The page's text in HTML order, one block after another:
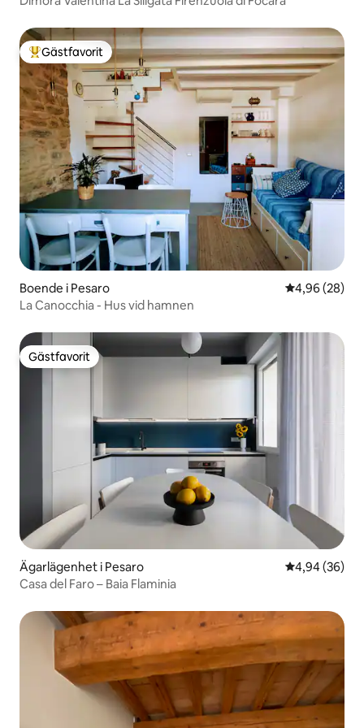
Populär gästfavorit
Gästfavorit
Boende i Pesaro 4,96 av 5 i
4,96 (28)
La Canocchia - Hus vid hamnen
Gästfavorit
Gästfavorit
Ägarlägenhet i Pesaro 4,94 av 5 i
4,94 (36)
Casa del Faro – Baia Flaminia